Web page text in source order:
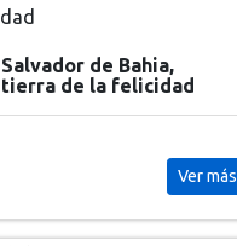
Salvador de Bahia,
tierra de la felicidad
Ver más